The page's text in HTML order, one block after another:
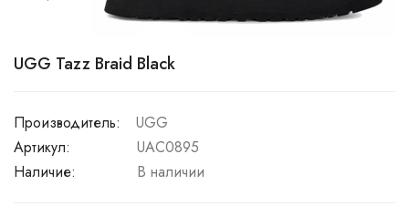
UGG Tazz Braid Black
Производитель:
UGG
Артикул:
UAC0895
Наличие:
В наличии